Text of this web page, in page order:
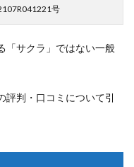
号
「サクラ」ではない一般
評判・口コミについて引